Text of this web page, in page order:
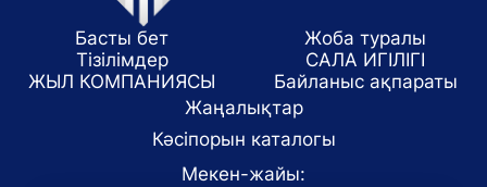
Басты бет
Жоба туралы
Тізілімдер
САЛА ИГІЛІГІ
ЖЫЛ КОМПАНИЯСЫ
Байланыс ақпараты
Жаңалықтар
Кәсіпорын каталогы
Мекен-жайы: